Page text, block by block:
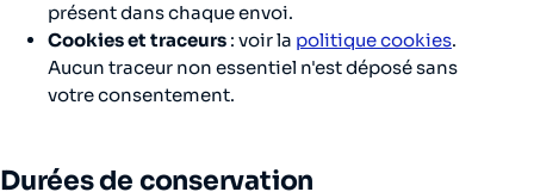
présent dans chaque envoi.
Cookies et traceurs : voir la politique cookies.
Aucun traceur non essentiel n'est déposé sans
votre consentement.
Durées de conservation